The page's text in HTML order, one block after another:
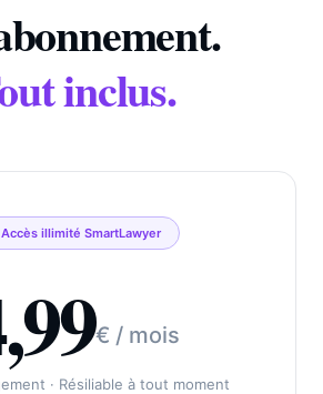
inclus.
illimité SmartLawyer
€ / mois
· Résiliable à tout moment